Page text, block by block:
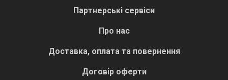
Партнерські сервіси
Про нас
Доставка, оплата та повернення
Договір оферти